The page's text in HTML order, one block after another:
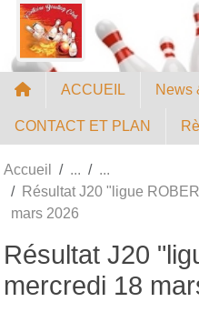
ACCUEIL News
CONTACT ET PLAN
Accueil
Résultat J20 "ligue
mars 2026
Résultat J20
mercredi 18
Panneau de gestion des